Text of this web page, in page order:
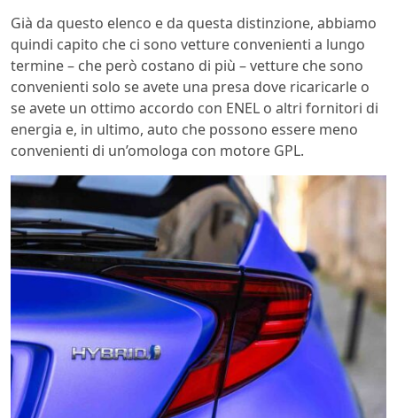
Già da questo elenco e da questa distinzione, abbiamo
quindi capito che ci sono vetture convenienti a lungo
termine – che però costano di più – vetture che sono
convenienti solo se avete una presa dove ricaricarle o
se avete un ottimo accordo con ENEL o altri fornitori di
energia e, in ultimo, auto che possono essere meno
convenienti di un’omologa con motore GPL.